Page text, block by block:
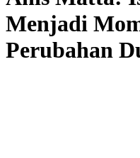
Menjadi
Perubahan